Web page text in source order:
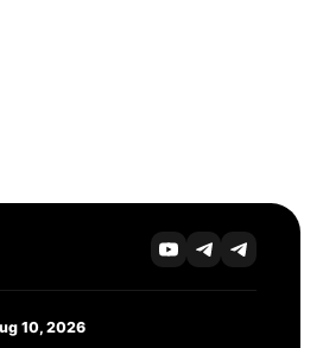
10, 2026